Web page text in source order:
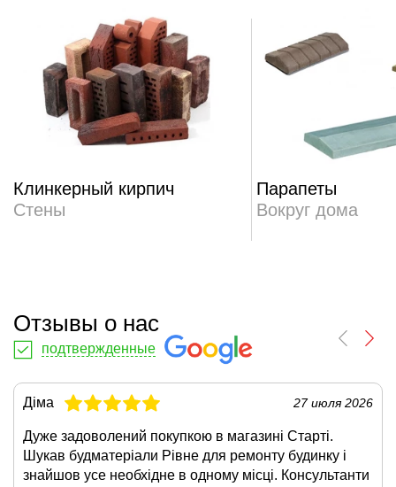
Клинкерный кирпич
Стены
Парапеты
Вокруг дома
Отзывы о нас
подтвержденные
Діма 27 июля 2026
Дуже задоволений покупкою в магазині Старті.
Шукав будматеріали Рівне для ремонту будинку і
знайшов усе необхідне в одному місці. Консультанти